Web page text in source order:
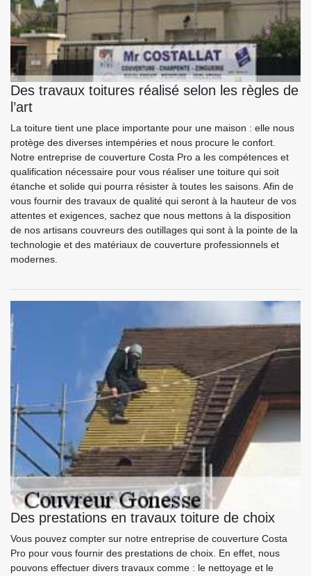
Des travaux toitures réalisé selon les règles de
l’art
La toiture tient une place importante pour une maison : elle nous
protège des diverses intempéries et nous procure le confort.
Notre entreprise de couverture Costa Pro a les compétences et
qualification nécessaire pour vous réaliser une toiture qui soit
étanche et solide qui pourra résister à toutes les saisons. Afin de
vous fournir des travaux de qualité qui seront à la hauteur de vos
attentes et exigences, sachez que nous mettons à la disposition
de nos artisans couvreurs des outillages qui sont à la pointe de la
technologie et des matériaux de couverture professionnels et
modernes.
Des prestations en travaux toiture de choix
Vous pouvez compter sur notre entreprise de couverture Costa
Pro pour vous fournir des prestations de choix. En effet, nous
pouvons effectuer divers travaux comme : le nettoyage et le